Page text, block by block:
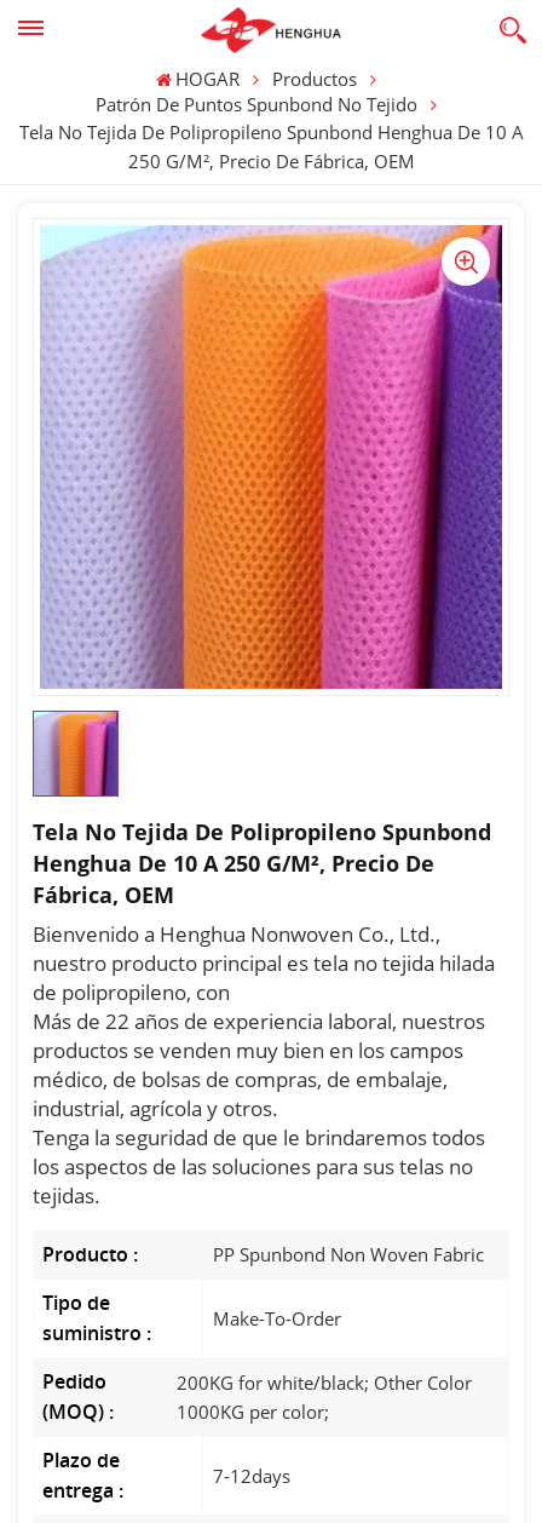
HOGAR
Productos
Patrón De Puntos Spunbond No Tejido
Tela No Tejida De Polipropileno Spunbond Henghua De 10 A
250 G/m², Precio De Fábrica, OEM
Tela No Tejida De Polipropileno Spunbond
Henghua De 10 A 250 G/m², Precio De
Fábrica, OEM
Bienvenido a Henghua Nonwoven Co., Ltd.,
nuestro producto principal es tela no tejida hilada
de polipropileno, con
Más de 22 años de experiencia laboral, nuestros
productos se venden muy bien en los campos
médico, de bolsas de compras, de embalaje,
industrial, agrícola y otros.
Tenga la seguridad de que le brindaremos todos
los aspectos de las soluciones para sus telas no
tejidas.
Producto : PP Spunbond Non Woven Fabric
Tipo de
suministro :
Make-To-Order
Pedido
(MOQ) :
200KG for white/black; Other Color
1000KG per color;
Plazo de
entrega :
7-12days